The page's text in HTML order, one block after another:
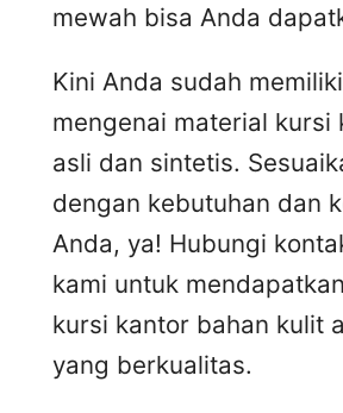
mewah bisa Anda
Kini Anda sudah
mengenai material kursi
asli dan sintetis.
dengan kebutuhan dan
Anda, ya! Hubungi
kami untuk
kursi kantor bahan kulit
yang berkualitas.